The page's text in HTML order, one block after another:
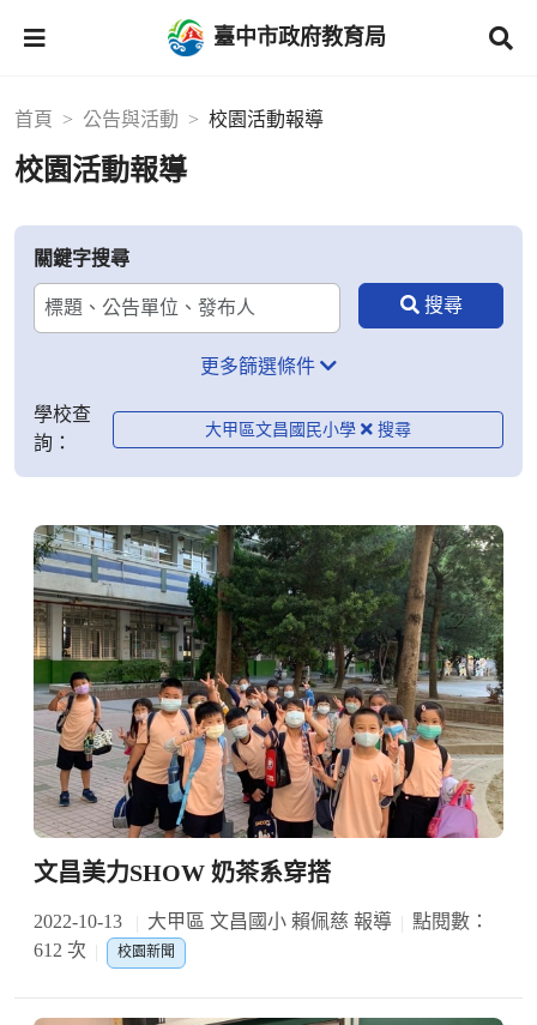
臺中市政府教育局
首頁 公告與活動 校園活動報導
校園活動報導
關鍵字搜尋
更多篩選條件
學校查
詢：
大甲區文昌國民小學
文昌美力SHOW 奶茶系穿搭
2022-10-13 大甲區 文昌國小 賴佩慈 報導
點閱數：
612 次
校園新聞